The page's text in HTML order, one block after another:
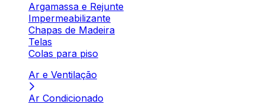
Argamassa e Rejunte
Impermeabilizante
Chapas de Madeira
Telas
Colas para piso
Ar e Ventilação
Ar Condicionado